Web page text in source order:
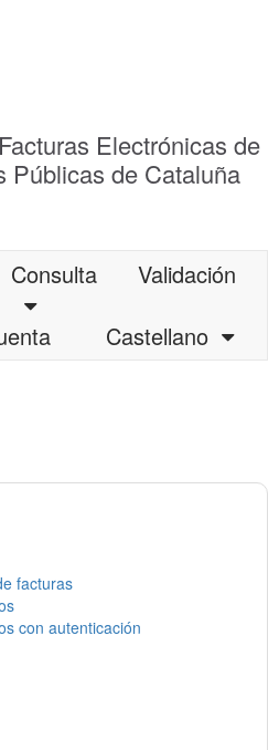
Electrónicas de
Públicas de Cataluña
Consulta
Validación
Castellano
facturas
con autenticación